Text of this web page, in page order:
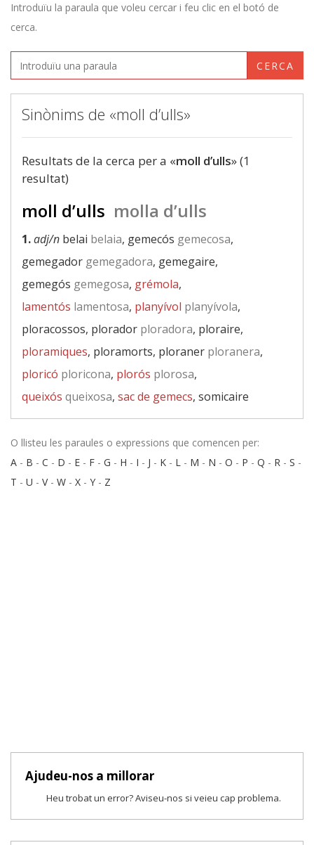
Introduïu la paraula que voleu cercar i feu clic en el botó de
cerca.
CERCA
Sinònims de «moll d’ulls»
Resultats de la cerca per a «moll d’ulls» (1
resultat)
moll d’ulls molla d’ulls
1.adj/n belai belaia, gemecós gemecosa,
gemegador gemegadora, gemegaire,
gemegós gemegosa, grémola,
lamentós lamentosa, planyívol planyívola,
ploracossos, plorador ploradora, ploraire,
ploramiques, ploramorts, ploraner ploranera,
ploricó ploricona, plorós plorosa,
queixós queixosa, sac de gemecs, somicaire
O llisteu les paraules o expressions que comencen per:
A - B - C - D - E - F - G - H - I - J - K - L - M - N - O - P - Q - R - S -
T - U - V- W - X - Y - Z
Ajudeu-nos a millorar
Heu trobat un error? Aviseu-nos si veieu cap problema.